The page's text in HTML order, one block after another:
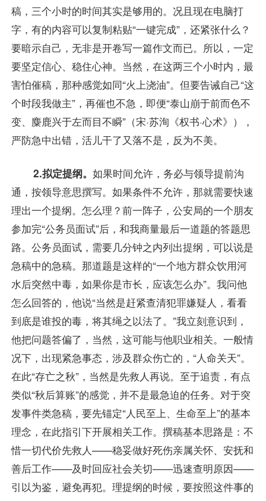
稿，三个小时的时间其实是够用的。况且现在电脑打
字，有的内容可以复制粘贴“一键完成”，还紧张什么？
要暗示自己，无非是开卷写一篇作文而已。所以，一定
要坚定信心、稳住心神。当然，在这两三个小时内，最
害怕催稿，那种感觉如同“火上浇油”。但要告诫自己“这
个时段我做主”，再催也不急，即便“泰山崩于前而色不
变、麋鹿兴于左而目不瞬”（宋·苏洵《权书·心术》），
严防急中出错，活儿干了又落不是，反为不美。
2.拟定提纲。 如果时间允许，务必与领导提前沟
通，按领导意思撰写。如果条件不允许，那就需要快速
理出一个提纲。怎么理？前一阵子，公安局的一个朋友
参加完“公务员面试”后，和我商量最后一道题的答题思
路。公务员面试，需要几分钟之内列出提纲，可以说是
急稿中的急稿。那道题是这样的“一个地方群众饮用河
水后突然中毒，如果你是市长，应该怎么办”。我问他
怎么回答的，他说“当然是赶紧查清犯罪嫌疑人，看看
到底是谁投的毒，将其绳之以法了。”我立刻意识到，
他把问题答偏了，当然，这可能与他职业相关。一般情
况下，出现紧急事态，涉及群众伤亡的，“人命关天”。
在此“存亡之秋”，当然是先救人再说。至于追责，有点
类似“秋后算账”的感觉，并不是最急迫的任务。对于突
发事件类急稿，要先锚定“人民至上、生命至上”的基本
理念，在此指引下开展相关工作。撰稿基本思路是：不
惜一切代价先救人——稳妥做好死伤亲属关怀、安抚和
善后工作——及时回应社会关切——迅速查明原因——
引以为鉴，避免再犯。理提纲的时候，要按照这件事的